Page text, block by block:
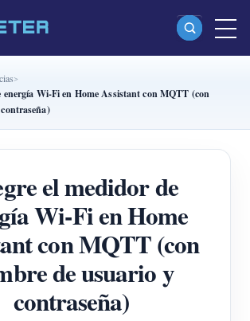
Wi-Fi monofásico (WEM3080)
Wi-Fi bifásico (WEM2067)
Wi-Fi trifásico (WEM3080T)
Wi-Fi trifásico (WEM3046T)
Wi-Fi trifásico (WEM3050T)
de potencia WiFi
Cloud Pro
Wi-Fi en Home Assistant con MQTT (con
el medidor de
Wi-Fi en Home
con MQTT (con
de usuario y
contraseña)